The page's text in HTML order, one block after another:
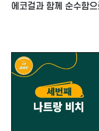
에코걸과 함께 순수함